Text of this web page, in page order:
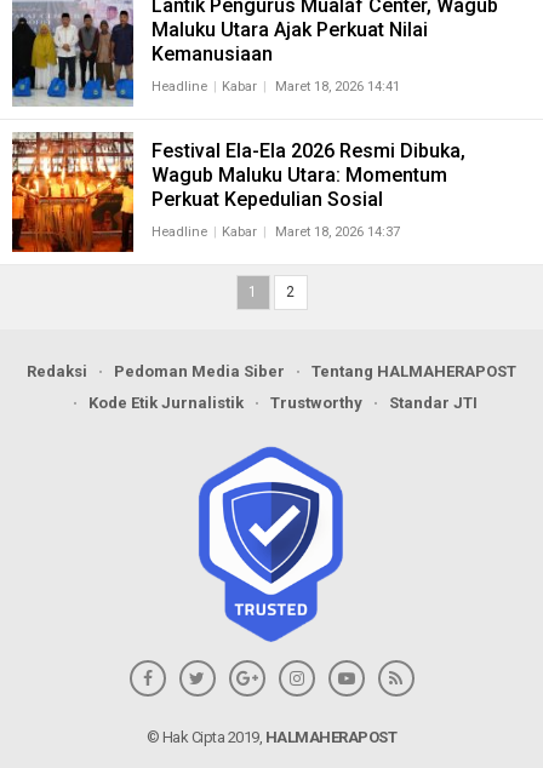
Lantik Pengurus Mualaf Center, Wagub
Maluku Utara Ajak Perkuat Nilai
Kemanusiaan
Headline Kabar Maret 18, 2026 14:41
Festival Ela-Ela 2026 Resmi Dibuka,
Wagub Maluku Utara: Momentum
Perkuat Kepedulian Sosial
Headline Kabar Maret 18, 2026 14:37
1 2
Redaksi Pedoman Media Siber
Tentang HALMAHERAPOST
Kode Etik Jurnalistik
Trustworthy Standar JTI
© Hak Cipta 2019, HALMAHERAPOST